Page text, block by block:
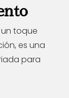
toque
es una
para